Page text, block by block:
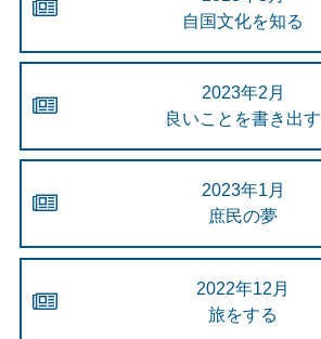
自国文化を知る
2023年2月
良いことを書き出す
2023年1月
庶民の夢
2022年12月
旅をする